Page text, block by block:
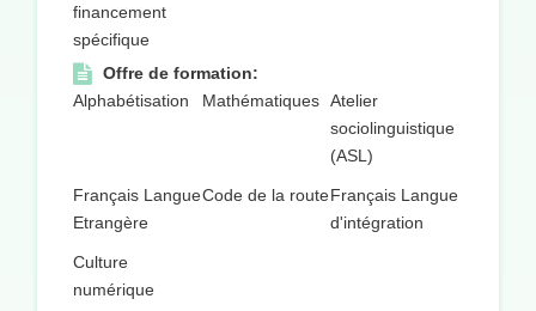
financement
spécifique
Offre de formation:
Alphabétisation
Mathématiques Atelier
sociolinguistique
(ASL)
Français Langue
Etrangère
Code de la routeFrançais Langue
d'intégration
Culture
numérique